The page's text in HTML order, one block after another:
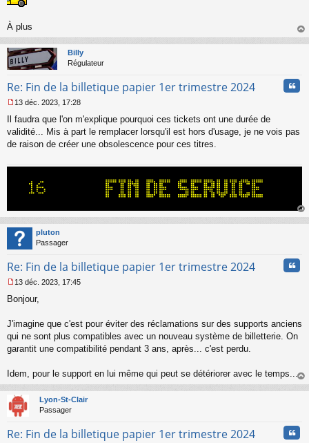
e
o
n
l
u
À plus
au
Billy
Régulateur
Re: Fin de la billetique papier 1er trimestre 2024
e
s
s
l
u
13 déc. 2023, 17:28
Il faudra que l'on m'explique pourquoi ces tickets ont une durée de
validité... Mis à part le remplacer lorsqu'il est hors d'usage, je ne vois pas
de raison de créer une obsolescence pour ces titres.
au
pluton
Passager
Re: Fin de la billetique papier 1er trimestre 2024
e
s
a
g
e
o
n
l
u
13 déc. 2023, 17:45
Bonjour,
J'imagine que c'est pour éviter des réclamations sur des supports anciens
qui ne sont plus compatibles avec un nouveau système de billetterie. On
garantit une compatibilité pendant 3 ans, après... c'est perdu.
Idem, pour le support en lui même qui peut se détériorer avec le temps...
au
Lyon-St-Clair
Passager
Re: Fin de la billetique papier 1er trimestre 2024